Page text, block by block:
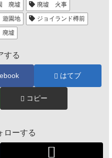
廃墟
廃墟 火事
園地
ジョイランド樽前
墟
する
はてブ
コピー
ローする